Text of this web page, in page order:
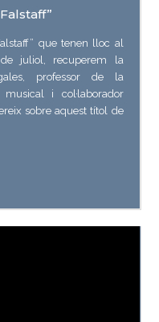
que tenen lloc al
juliol, recuperem la
professor de la
i col·laborador
sobre aquest títol de